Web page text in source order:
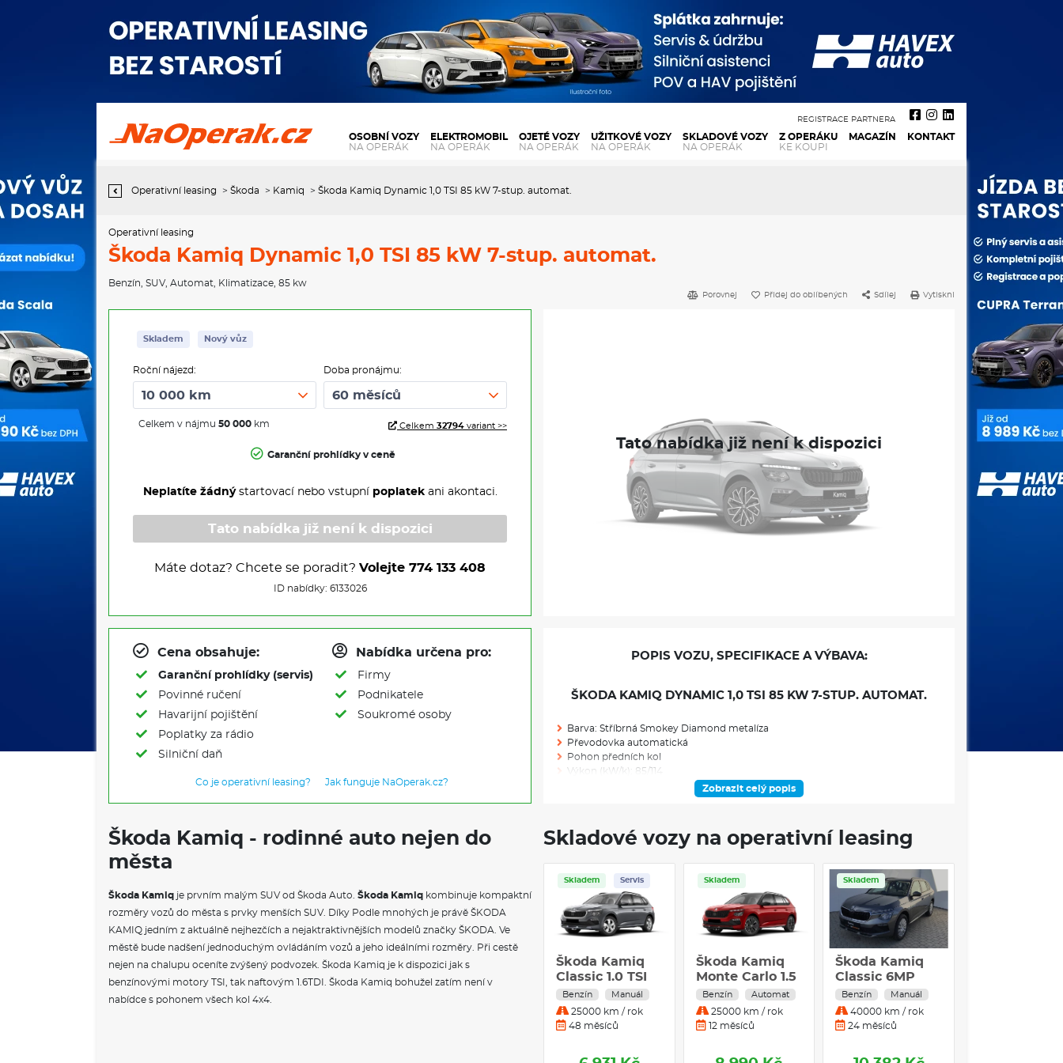
Operativní leasing Škoda Kamiq Dynamic 1,0 TSI 85 kW 7-stup.
automat.
OSOBNÍ VOZY
NA OPERÁK
ELEKTROMOBIL
NA OPERÁK
OJETÉ VOZY
NA OPERÁK
UŽITKOVÉ VOZY
NA OPERÁK
SKLADOVÉ VOZY
NA OPERÁK
Z OPERÁKU
KE KOUPI
MAGAZÍN KONTAKT
REGISTRACE PARTNERA
Operativní leasing > Škoda > Kamiq > Škoda Kamiq Dynamic 1,0 TSI 85 kW 7-stup. automat.
Operativní leasing
Škoda Kamiq Dynamic 1,0 TSI 85 kW 7-stup. automat.
Benzín SUV, Automat Klimatizace , 85 kw
Porovnej Přidej do oblíbených Sdílej Vytiskni
Skladem Nový vůz
Roční nájezd:
Celkem v nájmu 50 000 km
Doba pronájmu:
Celkem 32794 variant >>
Garanční prohlídky v ceně
Neplatíte žádnýstartovací nebo vstupní poplatekani akontaci.
Tato nabídka již není k dispozici
Máte dotaz? Chcete se poradit? Volejte 774 133 408
ID nabídky: 6133026
Cena obsahuje:
Garanční prohlídky (servis)
Povinné ručení
Havarijní pojištění
Poplatky za rádio
Silniční daň
Nabídka určena pro:
Firmy
Podnikatele
Soukromé osoby
Co je operativní leasing? Jak funguje NaOperak.cz?
POPIS VOZU, SPECIFIKACE A VÝBAVA:
ŠKODA KAMIQ DYNAMIC 1,0 TSI 85 KW 7-STUP. AUTOMAT.
Barva: Stříbrná Smokey Diamond metalíza
Převodovka automatická
Pohon předních kol
Výkon (kW/k): 85/114
Ve výrobě: 0
VÝBAVA NAD RÁMEC VÝBAVOVÉHO STUPNĚ
Automatické stmívání pro vnitřní zpětné zrcátko
El. sklápění pro vnější zpětná zrcátka s aut. stmíváním u řidiče
Hlídání mrtvého úhlu (Side Assist)
Světelný a dešťový asistent
Zadní skupinové světlo LED, ukazatel směru animovaný, speciální design
Mlhové světlo a odbočovací světlo
Asistovaná jízda 1.5+
Rezervní kolo neplnohodnotné
Zobrazit celý popis
Škoda Kamiq - rodinné auto nejen do
města
Škoda Kamiq je prvním malým SUV od Škoda Auto. Škoda Kamiq kombinuje kompaktní
rozměry vozů do města s prvky menších SUV. Díky Podle mnohých je právě ŠKODA
KAMIQ jedním z aktuálně nejhezčích a nejaktraktivnějších modelů značky ŠKODA. Ve
městě bude nadšení jednoduchým ovládáním vozů a jeho ideálními rozměry. Při cestě
nejen na chalupu oceníte zvýšený podvozek. Škoda Kamiq je k dispozici jak s
benzínovými motory TSI, tak naftovým 1.6TDI. Škoda Kamiq bohužel zatím není v
nabídce s pohonem všech kol 4x4.
Skladové vozy na operativní leasing
Skladem Servis
Škoda Kamiq
Classic 1.0 TSI
70 kW Benzín
Manuální
převodovka
Benzín Manuál
25000 km / rok
48 měsíců
Skladem
Škoda Kamiq
Monte Carlo 1.5
TSI 110 kW
Benzín
Automatická
Benzín Automat
25000 km / rok
12 měsíců
Skladem
Škoda Kamiq
Classic 6MP
1,0TSI / 85kW
Benzín Manuál
40000 km / rok
24 měsíců